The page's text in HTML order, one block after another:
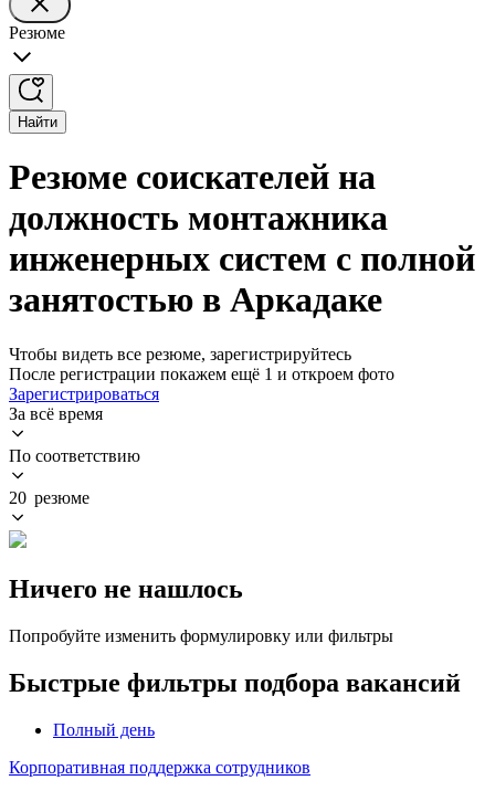
Резюме
Найти
Резюме соискателей на
должность монтажника
инженерных систем с полной
занятостью в Аркадаке
Чтобы видеть все резюме, зарегистрируйтесь
После регистрации покажем ещё 1 и откроем фото
Зарегистрироваться
За всё время
По соответствию
20 резюме
Ничего не нашлось
Попробуйте изменить формулировку или фильтры
Быстрые фильтры подбора вакансий
Полный день
Корпоративная поддержка сотрудников